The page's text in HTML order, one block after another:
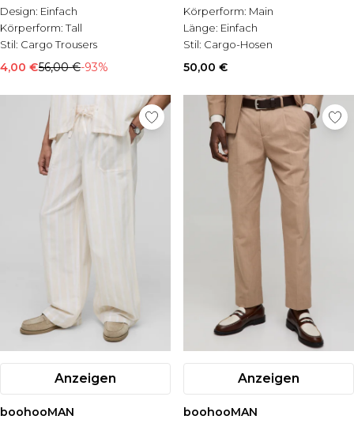
Design: Einfach
Körperform:Tall
Stil: Cargo Trousers
4,00 €56,00 €-93%
Körperform: Main
Länge: Einfach
Stil: Cargo-Hosen
50,00 €
Anzeigen
boohooMAN
Anzeigen
boohooMAN